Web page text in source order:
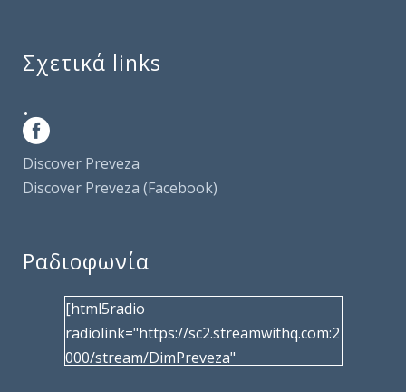
Σχετικά links
.
Discover Preveza
Discover Preveza (Facebook)
Ραδιοφωνία
[html5radio
radiolink="https://sc2.streamwithq.com:2
000/stream/DimPreveza"